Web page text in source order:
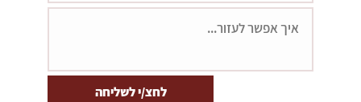
לחצ/י לשליחה